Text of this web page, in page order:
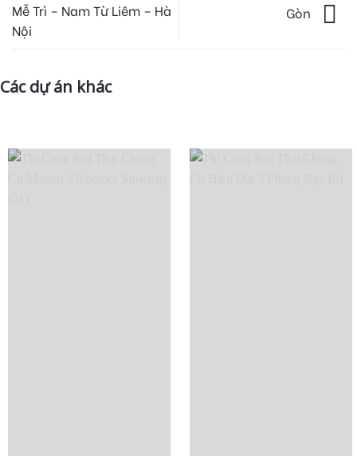
Mễ Trì – Nam Từ Liêm – Hà
Nội
Gòn
Các dự án khác